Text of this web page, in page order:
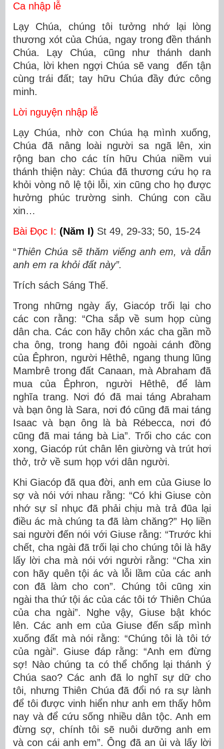
Ca nhập lễ
Lạy Chúa, chúng tôi tưởng nhớ lại lòng
thương xót của Chúa, ngay trong đền thánh
Chúa. Lạy Chúa, cũng như thánh danh
Chúa, lời khen ngợi Chúa sẽ vang đến tận
cùng trái đất; tay hữu Chúa đầy đức công
minh.
Lời nguyện nhập lễ
Lạy Chúa, nhờ con Chúa hạ mình xuống,
Chúa đã nâng loài người sa ngã lên, xin
rộng ban cho các tín hữu Chúa niềm vui
thánh thiện này: Chúa đã thương cứu họ ra
khỏi vòng nô lệ tội lỗi, xin cũng cho họ được
hưởng phúc trường sinh. Chúng con cầu
xin…
Bài Ðọc I: (Năm I) St 49, 29-33; 50, 15-24
“Thiên Chúa sẽ thăm viếng anh em, và dẫn
anh em ra khỏi đất này”.
Trích sách Sáng Thế.
Trong những ngày ấy, Giacóp trối lại cho
các con rằng: “Cha sắp về sum họp cùng
dân cha. Các con hãy chôn xác cha gần mồ
cha ông, trong hang đôi ngoài cánh đồng
của Êphron, người Hêthê, ngang thung lũng
Mambrê trong đất Canaan, mà Abraham đã
mua của Êphron, người Hêthê, để làm
nghĩa trang. Nơi đó đã mai táng Abraham
và bạn ông là Sara, nơi đó cũng đã mai táng
Isaac và bạn ông là bà Rébecca, nơi đó
cũng đã mai táng bà Lia”. Trối cho các con
xong, Giacóp rút chân lên giường và trút hơi
thở, trở về sum họp với dân người.
Khi Giacóp đã qua đời, anh em của Giuse lo
sợ và nói với nhau rằng: “Có khi Giuse còn
nhớ sự sỉ nhục đã phải chịu mà trả đũa lại
điều ác mà chúng ta đã làm chăng?” Họ liền
sai người đến nói với Giuse rằng: “Trước khi
chết, cha ngài đã trối lại cho chúng tôi là hãy
lấy lời cha mà nói với người rằng: “Cha xin
con hãy quên tội ác và lỗi lầm của các anh
con đã làm cho con”. Chúng tôi cũng xin
ngài tha thứ tội ác của các tôi tớ Thiên Chúa
của cha ngài”. Nghe vậy, Giuse bật khóc
lên. Các anh em của Giuse đến sấp mình
xuống đất mà nói rằng: “Chúng tôi là tôi tớ
của ngài”. Giuse đáp rằng: “Anh em đừng
sợ! Nào chúng ta có thể chống lại thánh ý
Chúa sao? Các anh đã lo nghĩ sự dữ cho
tôi, nhưng Thiên Chúa đã đổi nó ra sự lành
để tôi được vinh hiển như anh em thấy hôm
nay và để cứu sống nhiều dân tộc. Anh em
đừng sợ, chính tôi sẽ nuôi dưỡng anh em
và con cái anh em”. Ông đã an ủi và lấy lời